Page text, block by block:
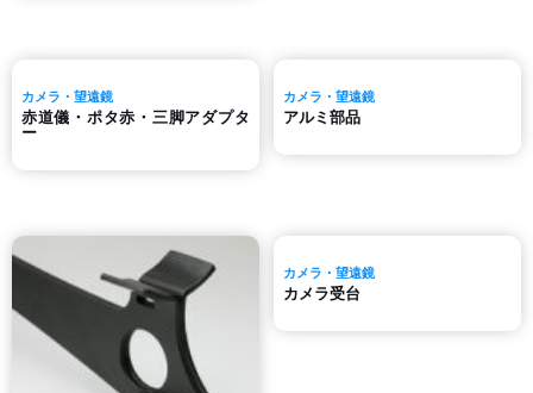
カメラ・望遠鏡
赤道儀・ポタ赤・三脚アダプタ
ー
カメラ・望遠鏡
アルミ部品
カメラ・望遠鏡
カメラ受台